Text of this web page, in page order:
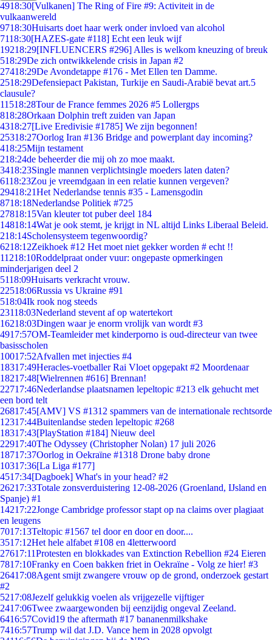
4918:30[Vulkanen] The Ring of Fire #9: Activiteit in de
vulkaanwereld
9718:30Huisarts doet haar werk onder invloed van alcohol
7118:30[HAZES-gate #118] Echt een leuk wijf
19218:29[INFLUENCERS #296] Alles is welkom kneuzing of breuk
518:29De zich ontwikkelende crisis in Japan #2
27418:29De Avondetappe #176 - Met Ellen ten Damme.
2518:29Defensiepact Pakistan, Turkije en Saudi-Arabië bevat art.5
clausule?
11518:28Tour de France femmes 2026 #5 Lollergps
818:28Orkaan Dolphin treft zuiden van Japan
4318:27[Live Eredivisie #1785] We zijn begonnen!
25318:27Oorlog Iran #136 Bridge and powerplant day incoming?
418:25Mijn testament
218:24de beheerder die mij oh zo moe maakt.
3418:23Single mannen verplichtsingle moeders laten daten?
6118:23Zou je vreemdgaan in een relatie kunnen vergeven?
29418:21Het Nederlandse tennis #35 - Lamensgodin
8718:18Nederlandse Politiek #725
27818:15Van kleuter tot puber deel 184
14818:14Wat je ook stemt, je krijgt in NL altijd Links Liberaal Beleid.
218:14Scholensysteem tegenwoordig?
6218:12Zeikhoek #12 Het moet niet gekker worden # echt !!
11218:10Roddelpraat onder vuur: ongepaste opmerkingen
minderjarigen deel 2
5118:09Huisarts verkracht vrouw.
22518:06Russia vs Ukraine #91
518:04Ik rook nog steeds
23118:03Nederland stevent af op watertekort
16218:03Dingen waar je enorm vrolijk van wordt #3
4917:57OM-Teamleider met kinderporno is oud-directeur van twee
basisscholen
10017:52Afvallen met injecties #4
18317:49Heracles-voetballer Rai Vloet opgepakt #2 Moordenaar
18217:48[Wielrennen #616] Brennan!
22717:46Nederlandse plaatsnamen lepeltopic #213 elk gehucht met
een bord telt
26817:45[AMV] VS #1312 spammers van de internationale rechtsorde
12317:44Buitenlandse steden lepeltopic #268
18317:43[PlayStation #184] Nieuw deel
22917:40The Odyssey (Christopher Nolan) 17 juli 2026
18717:37Oorlog in Oekraïne #1318 Drone baby drone
10317:36[La Liga #177]
4517:34[Dagboek] What's in your head? #2
26217:33Totale zonsverduistering 12-08-2026 (Groenland, IJsland en
Spanje) #1
14217:22Jonge Cambridge professor stapt op na claims over plagiaat
en leugens
7017:13Teltopic #1567 tel door en door en door....
3517:12Het hele alfabet #108 en 4letterwoord
27617:11Protesten en blokkades van Extinction Rebellion #24 Eieren
7817:10Franky en Coen bakken friet in Oekraïne - Volg ze hier! #3
26417:08Agent smijt zwangere vrouw op de grond, onderzoek gestart
#2
5217:08Jezelf gelukkig voelen als vrijgezelle vijftiger
2417:06Twee zwaargewonden bij eenzijdig ongeval Zeeland.
6416:57Covid19 the aftermath #17 bananenmilkshake
7416:57Trump wil dat J.D. Vance hem in 2028 opvolgt